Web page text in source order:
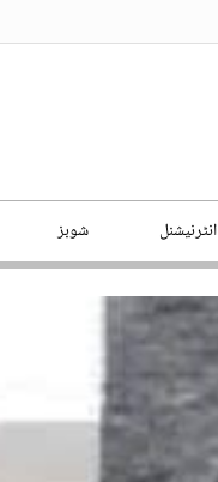
انٹرنیشنل شوبز